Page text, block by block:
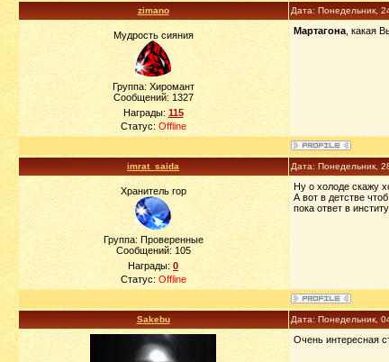
zimano Дата: Понедельник,
Мудрость сияния
Группа: Хиромант
Сообщений: 1327
Награды: 115
Статус: Offline
Мартагона, какая
imrat_saida Дата: Понедельник,
Хранитель гор
Группа: Проверенные
Сообщений:105
Награды:0
Статус: Offline
Ну о холоде скажу
А вот в детстве
пока ответ в
Sakebu Дата: Понедельник,
Очень интересная